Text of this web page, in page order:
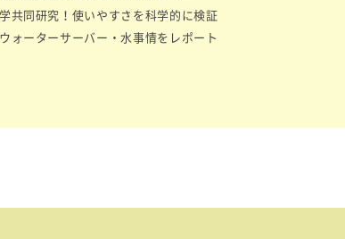
共同研究！使いやすさを科学的に検証
ォーターサーバー・水事情をレポート